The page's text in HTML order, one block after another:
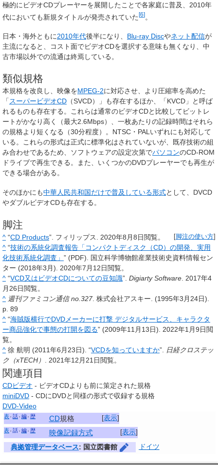
極的にビデオCDプレーヤーを展開したことで各家庭に普及、2010年
代においても新規タイトルが発売されていた[6]。
日本・海外ともに2010年代後半になり、 Blu-ray Discやネット配信が
主流になると、コスト面でビデオCDを選択する意味も無くなり、中
古市場以外での流通は終焉している。
類似規格
本規格を改良し、映像をMPEG-2に対応させ、より圧縮率を高めた
「スーパービデオCD （SVCD）」も存在するほか、「KVCD」と呼ば
れるものも存在する。これらは通常のビデオCDと比較してビットレ
ートがかなり高く（最大2.6Mbps）、一枚あたりの記録時間はそれら
の規格より短くなる（30分程度）。NTSC・PALいずれにも対応して
いる。これらの形式は正式に標準化はされていないが、既存技術の組
み合わせであるため、ソフトウェアの設定次第でパソコンのCD-ROM
ドライブで再生できる。また、いくつかのDVDプレーヤーでも再生が
できる場合がある。
そのほかにも中華人民共和国だけで普及している形式として、DVCD
やダブルビデオCDも存在する。
脚注
[脚注の使い方]
^ “CD Products”. フィリップス. 2020年8月8日閲覧。
^ “技術の系統化調査報告「コンパクトディスク（CD）の開発、実用
化技術系統化調査」 ” (PDF). 国立科学博物館産業技術史資料情報セン
ター (2018年3月). 2020年7月12日閲覧。
^ “VCD又はビデオCDについての豆知識”. Digiarty Software . 2017年4
月26日閲覧。
^ 週刊ファミコン通信 no.327. 株式会社アスキー. (1995年3月24日).
p. 89
^ “海賊版横行でDVDメーカーに打撃 デジタルサービス、キャラクタ
ー商品強化で事態の打開を図る” (2009年11月13日). 2022年1月9日閲
覧。
^ 徐 航明 (2011年6月23日). “VCDを知っていますか”.
日経クロステッ
ク（xTECH）
. 2021年12月21日閲覧。
関連項目
CDビデオ - ビデオCDよりも前に策定された規格
miniDVD - CDにDVDと同様の形式で収録する規格
DVD-Video
[表示]
表 話 編 歴 CD規格
[表示]
表 話 編 歴 映像記録方式
典拠管理データベース: 国立図書館 ドイツ